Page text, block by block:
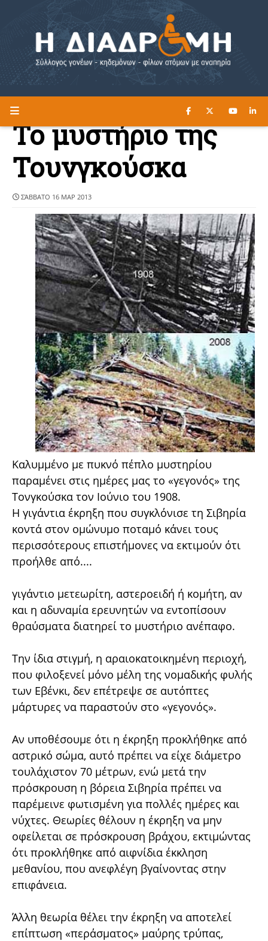
Η ΔΙΑΔΡΟΜΗ ΔΙΑΒΑΣΤΕ ΕΔΩ ►
Το μυστήριο της
Τουνγκούσκα
ΣΆΒΒΑΤΟ 16 ΜΑΡ 2013
Καλυμμένο με πυκνό πέπλο μυστηρίου
παραμένει στις ημέρες μας το «γεγονός» της
Τονγκούσκα τον Ιούνιο του 1908.
Η γιγάντια έκρηξη που συγκλόνισε τη Σιβηρία
κοντά στον ομώνυμο ποταμό κάνει τους
περισσότερους επιστήμονες να εκτιμούν ότι
προήλθε από....
γιγάντιο μετεωρίτη, αστεροειδή ή κομήτη, αν
και η αδυναμία ερευνητών να εντοπίσουν
θραύσματα διατηρεί το μυστήριο ανέπαφο.
Την ίδια στιγμή, η αραιοκατοικημένη περιοχή,
που φιλοξενεί μόνο μέλη της νομαδικής φυλής
των Εβένκι, δεν επέτρεψε σε αυτόπτες
μάρτυρες να παραστούν στο «γεγονός».
Αν υποθέσουμε ότι η έκρηξη προκλήθηκε από
αστρικό σώμα, αυτό πρέπει να είχε διάμετρο
τουλάχιστον 70 μέτρων, ενώ μετά την
πρόσκρουση η βόρεια Σιβηρία πρέπει να
παρέμεινε φωτισμένη για πολλές ημέρες και
νύχτες. Θεωρίες θέλουν η έκρηξη να μην
οφείλεται σε πρόσκρουση βράχου, εκτιμώντας
ότι προκλήθηκε από αιφνίδια έκκληση
μεθανίου, που ανεφλέγη βγαίνοντας στην
επιφάνεια.
Άλλη θεωρία θέλει την έκρηξη να αποτελεί
επίπτωση «περάσματος» μαύρης τρύπας,